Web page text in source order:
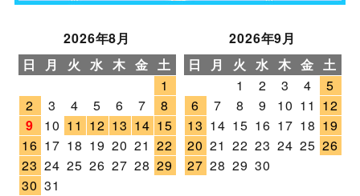
2026年8月
日
月 火 水 木 金 土
1
2
3 4 5 6 7
8
9
10 11 12 13 14 15
16 17 18 19 20 21 22
23 24 25 26 27 28 29
30 31
2026年9月
日
月 火 水 木 金 土
1
2 3 4
5
6
7 8 9 10 11 12
13 14 15 16 17 18 19
20 21 22 23 24 25 26
27 28 29 30